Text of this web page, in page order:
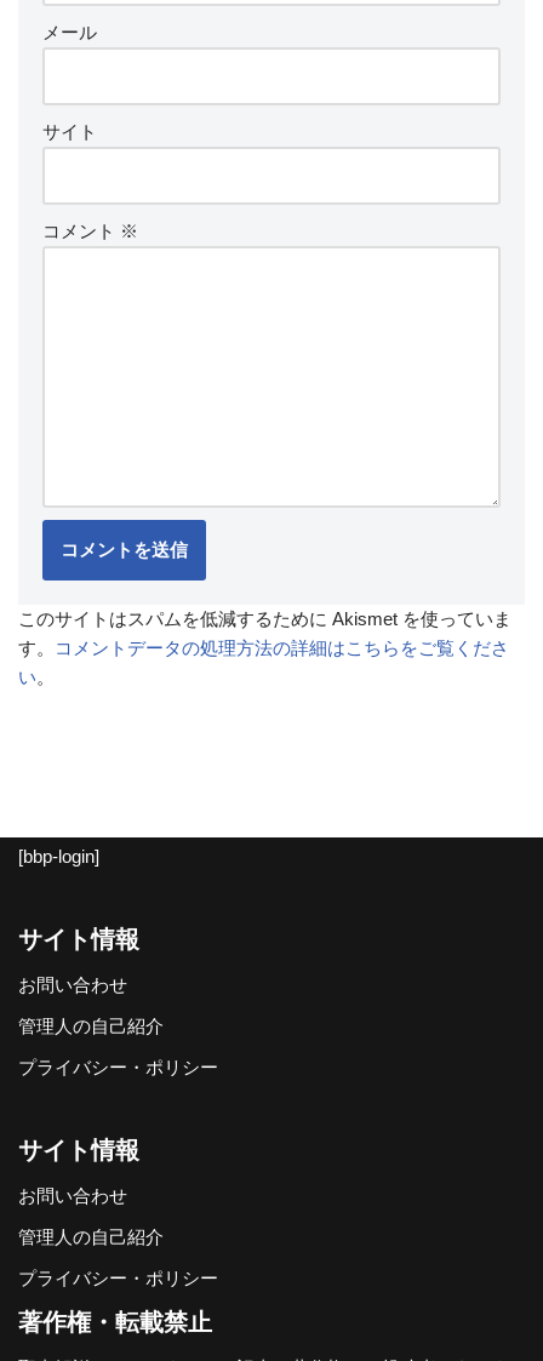
メール
サイト
コメント ※
このサイトはスパムを低減するために Akismet を使っていま
す。
コメントデータの処理方法の詳細はこちらをご覧くださ
い。
[bbp-login]
サイト情報
お問い合わせ
管理人の自己紹介
プライバシー・ポリシー
サイト情報
お問い合わせ
管理人の自己紹介
プライバシー・ポリシー
著作権・転載禁止